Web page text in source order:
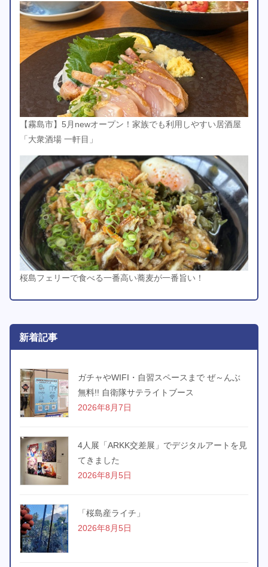
【霧島市】5月newオープン！家族でも利用しやすい居酒屋
「大衆酒場 一軒目」
桜島フェリーで食べる一番高い蕎麦が一番旨い！
新着記事
ガチャやWIFI・自習スペースまで ぜ～んぶ
無料!! 自衛隊サテライトブース
2026年8月7日
4人展「ARKK交差展」でデジタルアートを見
てきました
2026年8月5日
「桜島産ライチ」
2026年8月5日